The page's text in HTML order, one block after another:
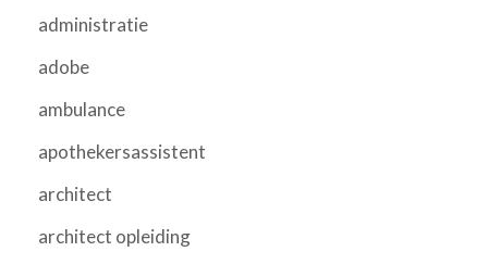
administratie
adobe
ambulance
apothekersassistent
architect
architect opleiding